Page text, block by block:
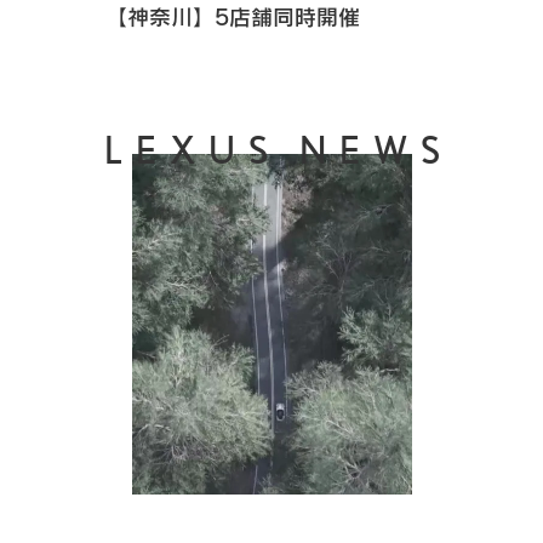
【神奈川】5店舗同時開催
LEXUS NEWS